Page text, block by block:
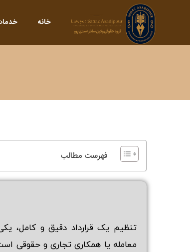
خانه
فهرست مطالب
تنظیم یک قرارداد دقیق و کامل،
معامله یا همکاری تجاری و حقوقی